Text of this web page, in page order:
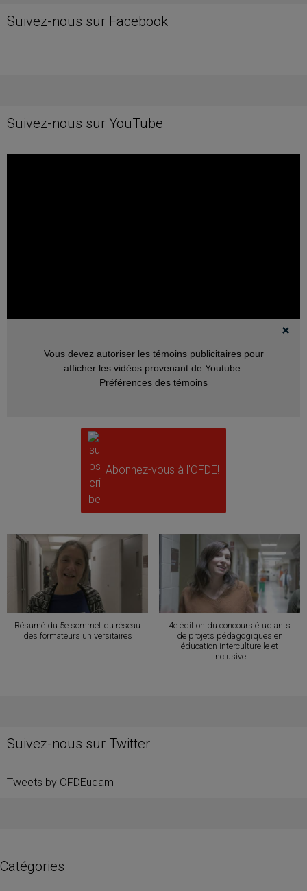
Suivez-nous sur Facebook
Suivez-nous sur YouTube
Vous devez autoriser les témoins publicitaires pour
afficher les vidéos provenant de Youtube.
Préférences des témoins
Abonnez-vous à l'OFDE!
Résumé du 5e sommet du réseau
des formateurs universitaires
4e édition du concours étudiants
de projets pédagogiques en
éducation interculturelle et
inclusive
Suivez-nous sur Twitter
Tweets by OFDEuqam
Catégories